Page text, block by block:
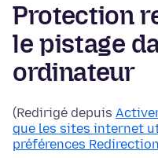
Protection
le pistage
ordinateur
(Redirigé depuis
que les sites internet
préférences